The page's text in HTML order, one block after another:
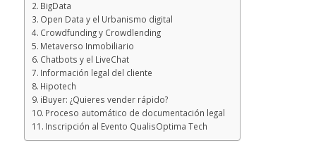
BigData
Open Data y el Urbanismo digital
Crowdfunding y Crowdlending
Metaverso Inmobiliario
Chatbots y el LiveChat
Información legal del cliente
Hipotech
iBuyer: ¿Quieres vender rápido?
Proceso automático de documentación legal
Inscripción al Evento QualisOptima Tech